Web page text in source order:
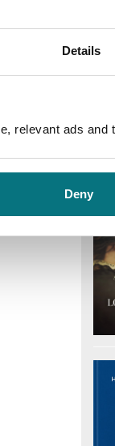
Details
relevant ads and
Deny